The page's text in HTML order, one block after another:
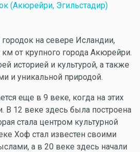
(Акюрейри, Эгильстадир)
на севере Исландии,
от крупного города Акюрейри.
историей и культурой, а также
и уникальной природой.
еще в 9 веке, когда на этих
В 12 веке здесь была построена
стала центром культурной
Хоф стал известен своими
а в 20 веке здесь начали